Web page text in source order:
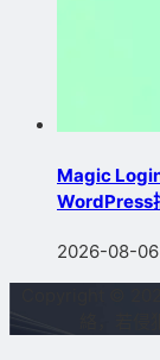
Magic
WordPress
2026-08-06